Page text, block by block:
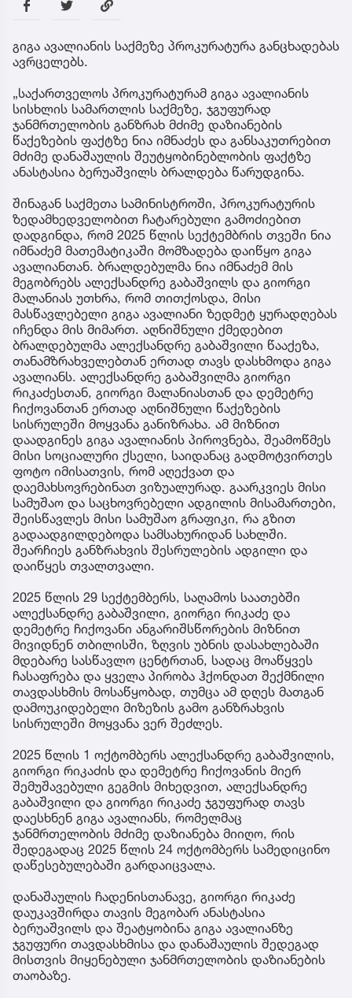
გიგა ავალიანის საქმეზე პროკურატურა განცხადებას
ავრცელებს.
„საქართველოს პროკურატურამ გიგა ავალიანის
სისხლის სამართლის საქმეზე, ჯგუფურად
ჯანმრთელობის განზრახ მძიმე დაზიანების
წაქეზების ფაქტზე ნია იმნაძეს და განსაკუთრებით
მძიმე დანაშაულის შეუტყობინებლობის ფაქტზე
ანასტასია ბერუაშვილს ბრალდება წარუდგინა.
შინაგან საქმეთა სამინისტროში, პროკურატურის
ზედამხედველობით ჩატარებული გამოძიებით
დადგინდა, რომ 2025 წლის სექტემბრის თვეში ნია
იმნაძემ მათემატიკაში მომზადება დაიწყო გიგა
ავალიანთან. ბრალდებულმა ნია იმნაძემ მის
მეგობრებს ალექსანდრე გაბაშვილს და გიორგი
მალანიას უთხრა, რომ თითქოსდა, მისი
მასწავლებელი გიგა ავალიანი ზედმეტ ყურადღებას
იჩენდა მის მიმართ. აღნიშნული ქმედებით
ბრალდებულმა ალექსანდრე გაბაშვილი წააქეზა,
თანამზრახველებთან ერთად თავს დასხმოდა გიგა
ავალიანს. ალექსანდრე გაბაშვილმა გიორგი
რიკაძესთან, გიორგი მალანიასთან და დემეტრე
ჩიქოვანთან ერთად აღნიშნული წაქეზების
სისრულეში მოყვანა განიზრახა. ამ მიზნით
დაადგინეს გიგა ავალიანის პიროვნება, შეამოწმეს
მისი სოციალური ქსელი, საიდანაც გადმოტვირთეს
ფოტო იმისათვის, რომ აღექვათ და
დაემახსოვრებინათ ვიზუალურად. გაარკვიეს მისი
სამუშაო და საცხოვრებელი ადგილის მისამართები,
შეისწავლეს მისი სამუშაო გრაფიკი, რა გზით
გადაადგილდებოდა სამსახურიდან სახლში.
შეარჩიეს განზრახვის შესრულების ადგილი და
დაიწყეს თვალთვალი.
2025 წლის 29 სექტემბერს, საღამოს საათებში
ალექსანდრე გაბაშვილი, გიორგი რიკაძე და
დემეტრე ჩიქოვანი ანგარიშსწორების მიზნით
მივიდნენ თბილისში, ზღვის უბნის დასახლებაში
მდებარე სასწავლო ცენტრთან, სადაც მოაწყვეს
ჩასაფრება და ყველა პირობა ჰქონდათ შექმნილი
თავდასხმის მოსაწყობად, თუმცა ამ დღეს მათგან
დამოუკიდებელი მიზეზის გამო განზრახვის
სისრულეში მოყვანა ვერ შეძლეს.
2025 წლის 1 ოქტომბერს ალექსანდრე გაბაშვილის,
გიორგი რიკაძის და დემეტრე ჩიქოვანის მიერ
შემუშავებული გეგმის მიხედვით, ალექსანდრე
გაბაშვილი და გიორგი რიკაძე ჯგუფურად თავს
დაესხნენ გიგა ავალიანს, რომელმაც
ჯანმრთელობის მძიმე დაზიანება მიიღო, რის
შედეგადაც 2025 წლის 24 ოქტომბერს სამედიცინო
დაწესებულებაში გარდაიცვალა.
დანაშაულის ჩადენისთანავე, გიორგი რიკაძე
დაუკავშირდა თავის მეგობარ ანასტასია
ბერუაშვილს და შეატყობინა გიგა ავალიანზე
ჯგუფური თავდასხმისა და დანაშაულის შედეგად
მისთვის მიყენებული ჯანმრთელობის დაზიანების
თაობაზე.